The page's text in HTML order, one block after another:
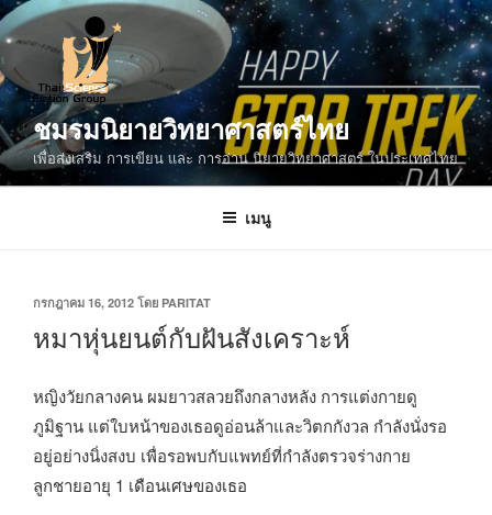
ข้าม
ไป
ยัง
บทความ
ชมรมนิยายวิทยาศาสตร์ไทย
เพื่อส่งเสริม การเขียน และ การอ่าน นิยายวิทยาศาสตร์ ในประเทศไทย
เมนู
เขียน
ที่
กรกฎาคม 16, 2012 โดย PARITAT
หมาหุ่นยนต์กับฝันสังเคราะห์
หญิงวัยกลางคน ผมยาวสลวยถึงกลางหลัง การแต่งกายดู
ภูมิฐาน แต่ใบหน้าของเธอดูอ่อนล้าและวิตกกังวล กำลังนั่งรอ
อยู่อย่างนิ่งสงบ เพื่อรอพบกับแพทย์ที่กำลังตรวจร่างกาย
ลูกชายอายุ 1 เดือนเศษของเธอ